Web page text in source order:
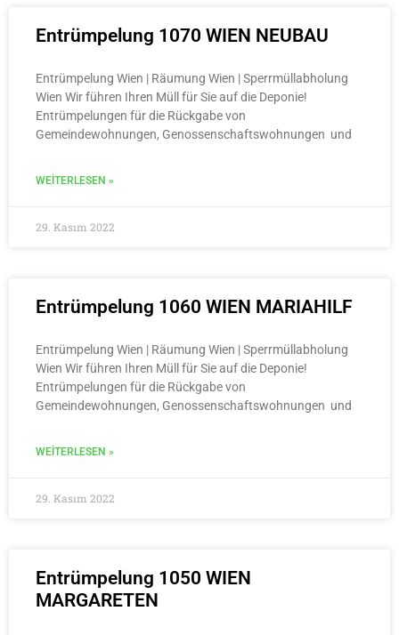
Entrümpelung 1070 WIEN NEUBAU
Entrümpelung Wien | Räumung Wien | Sperrmüllabholung
Wien Wir führen Ihren Müll für Sie auf die Deponie!
Entrümpelungen für die Rückgabe von
Gemeindewohnungen, Genossenschaftswohnungen und
WEITERLESEN »
29. Kasım 2022
Entrümpelung 1060 WIEN MARIAHILF
Entrümpelung Wien | Räumung Wien | Sperrmüllabholung
Wien Wir führen Ihren Müll für Sie auf die Deponie!
Entrümpelungen für die Rückgabe von
Gemeindewohnungen, Genossenschaftswohnungen und
WEITERLESEN »
29. Kasım 2022
Entrümpelung 1050 WIEN
MARGARETEN